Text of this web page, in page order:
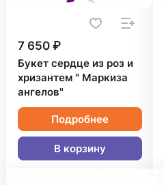
7 650 ₽
Букет сердце из роз и
хризантем " Маркиза
ангелов"
Подробнее
В корзину